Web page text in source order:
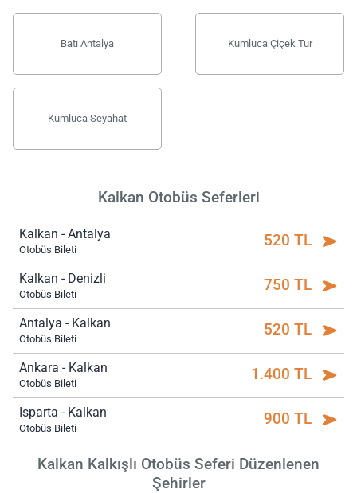
Batı Antalya Kumluca Çiçek Tur
Kumluca Seyahat
Kalkan Otobüs Seferleri
Kalkan - Antalya
Otobüs Bileti 520 TL
Kalkan - Denizli
Otobüs Bileti 750 TL
Antalya - Kalkan
Otobüs Bileti 520 TL
Ankara - Kalkan
Otobüs Bileti 1.400 TL
Isparta - Kalkan
Otobüs Bileti 900 TL
Kalkan Kalkışlı Otobüs Seferi Düzenlenen
Şehirler